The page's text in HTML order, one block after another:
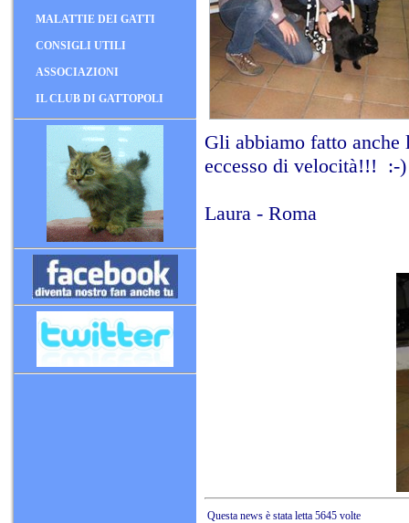
MALATTIE DEI GATTI
CONSIGLI UTILI
ASSOCIAZIONI
IL CLUB DI GATTOPOLI
Gli abbiamo fatto
eccesso di velocità!!! :-)
Laura - Roma
Questa news è stata letta 5645 volte